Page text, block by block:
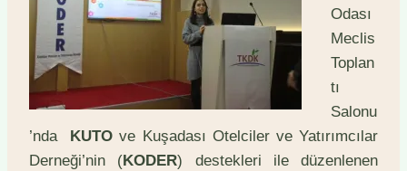
Odası
Meclis
Toplan
tı
Salonu
’nda KUTO ve Kuşadası Otelciler ve Yatırımcılar
Derneği’nin (KODER) destekleri ile düzenlenen